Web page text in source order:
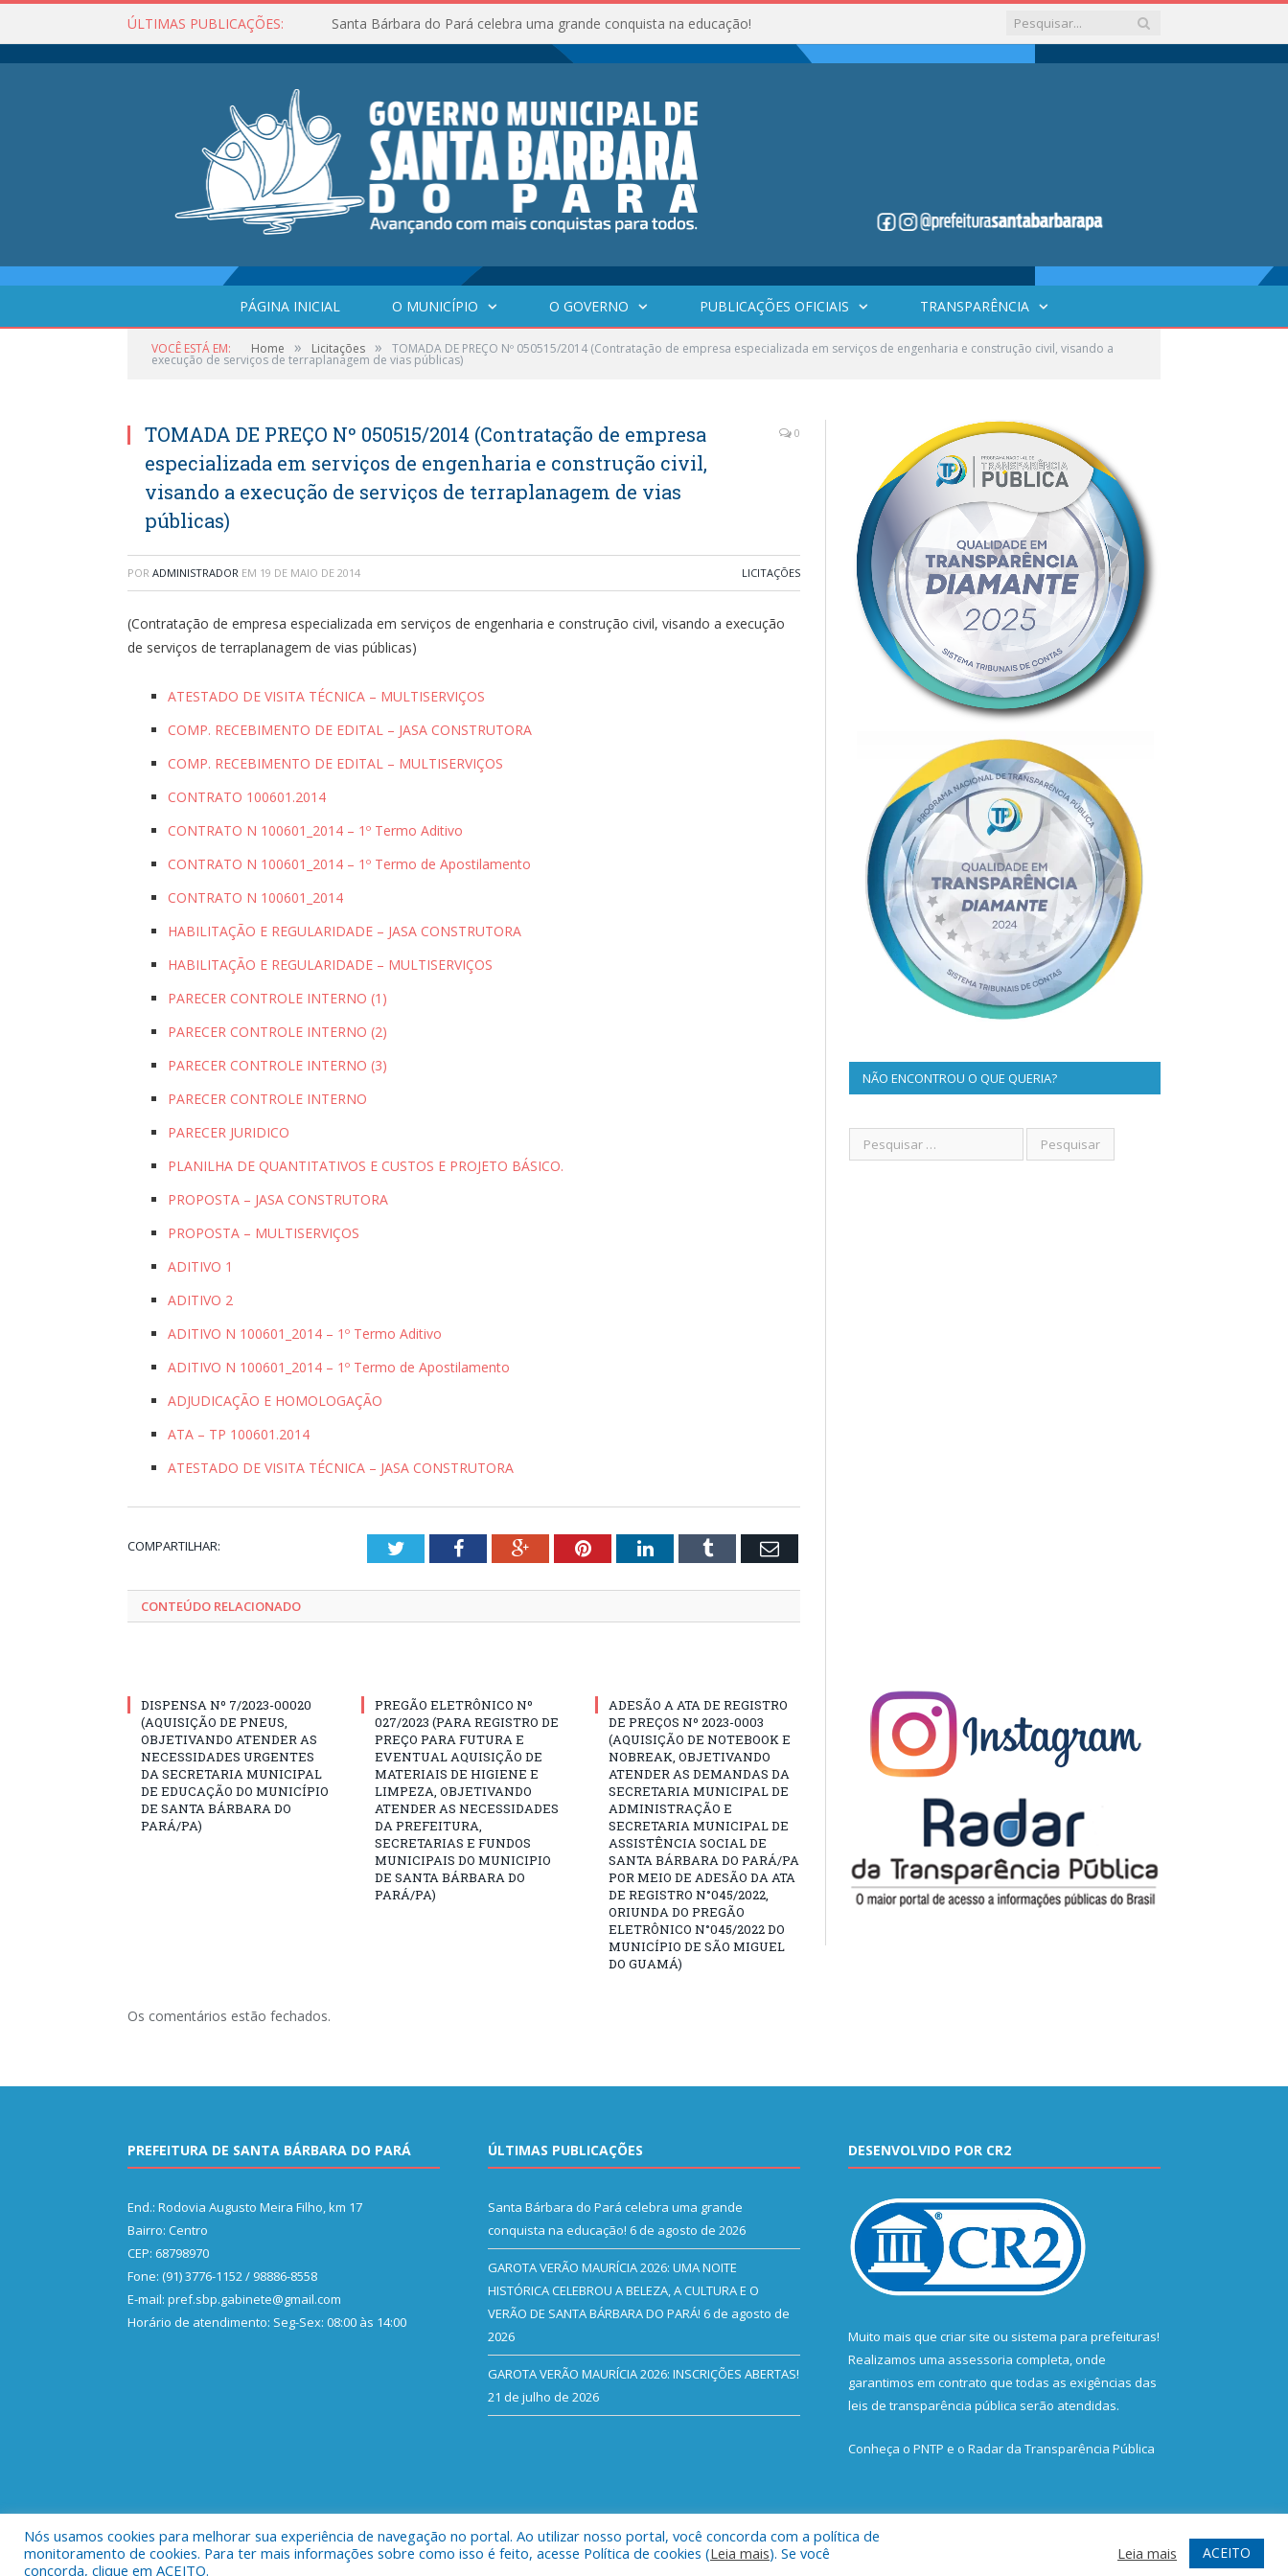
ÚLTIMAS PUBLICAÇÕES: Santa Bárbara do Pará celebra uma grande conquista na educação!
PÁGINA INICIAL O MUNICÍPIO O GOVERNO PUBLICAÇÕES OFICIAIS TRANSPARÊNCIA
VOCÊ ESTÁ EM: Home » Licitações » TOMADA DE PREÇO Nº 050515/2014 (Contratação de empresa especializada em serviços de engenharia e construção civil, visando a
execução de serviços de terraplanagem de vias públicas)
TOMADA DE PREÇO Nº 050515/2014 (Contratação de empresa
especializada em serviços de engenharia e construção civil,
visando a execução de serviços de terraplanagem de vias
públicas)
0
POR ADMINISTRADOR EM 19 DE MAIO DE 2014 LICITAÇÕES
(Contratação de empresa especializada em serviços de engenharia e construção civil, visando a execução
de serviços de terraplanagem de vias públicas)
ATESTADO DE VISITA TÉCNICA – MULTISERVIÇOS
COMP. RECEBIMENTO DE EDITAL – JASA CONSTRUTORA
COMP. RECEBIMENTO DE EDITAL – MULTISERVIÇOS
CONTRATO 100601.2014
CONTRATO N 100601_2014 – 1º Termo Aditivo
CONTRATO N 100601_2014 – 1º Termo de Apostilamento
CONTRATO N 100601_2014
HABILITAÇÃO E REGULARIDADE – JASA CONSTRUTORA
HABILITAÇÃO E REGULARIDADE – MULTISERVIÇOS
PARECER CONTROLE INTERNO (1)
PARECER CONTROLE INTERNO (2)
PARECER CONTROLE INTERNO (3)
PARECER CONTROLE INTERNO
PARECER JURIDICO
PLANILHA DE QUANTITATIVOS E CUSTOS E PROJETO BÁSICO.
PROPOSTA – JASA CONSTRUTORA
PROPOSTA – MULTISERVIÇOS
ADITIVO 1
ADITIVO 2
ADITIVO N 100601_2014 – 1º Termo Aditivo
ADITIVO N 100601_2014 – 1º Termo de Apostilamento
ADJUDICAÇÃO E HOMOLOGAÇÃO
ATA – TP 100601.2014
ATESTADO DE VISITA TÉCNICA – JASA CONSTRUTORA
COMPARTILHAR: TwitterFacebookGoogle+PinterestLinkedInTumblr Email
CONTEÚDO RELACIONADO
DISPENSA Nº 7/2023-00020
(AQUISIÇÃO DE PNEUS,
OBJETIVANDO ATENDER AS
NECESSIDADES URGENTES
DA SECRETARIA MUNICIPAL
DE EDUCAÇÃO DO MUNICÍPIO
DE SANTA BÁRBARA DO
PARÁ/PA)
PREGÃO ELETRÔNICO Nº
027/2023 (PARA REGISTRO DE
PREÇO PARA FUTURA E
EVENTUAL AQUISIÇÃO DE
MATERIAIS DE HIGIENE E
LIMPEZA, OBJETIVANDO
ATENDER AS NECESSIDADES
DA PREFEITURA,
SECRETARIAS E FUNDOS
MUNICIPAIS DO MUNICIPIO
DE SANTA BÁRBARA DO
PARÁ/PA)
ADESÃO A ATA DE REGISTRO
DE PREÇOS Nº 2023-0003
(AQUISIÇÃO DE NOTEBOOK E
NOBREAK, OBJETIVANDO
ATENDER AS DEMANDAS DA
SECRETARIA MUNICIPAL DE
ADMINISTRAÇÃO E
SECRETARIA MUNICIPAL DE
ASSISTÊNCIA SOCIAL DE
SANTA BÁRBARA DO PARÁ/PA
POR MEIO DE ADESÃO DA ATA
DE REGISTRO N°045/2022,
ORIUNDA DO PREGÃO
ELETRÔNICO N°045/2022 DO
MUNICÍPIO DE SÃO MIGUEL
DO GUAMÁ)
Os comentários estão fechados.
NÃO ENCONTROU O QUE QUERIA?
PREFEITURA DE SANTA BÁRBARA DO PARÁ
End.: Rodovia Augusto Meira Filho, km 17
Bairro: Centro
CEP: 68798970
Fone: (91) 3776-1152 / 98886-8558
E-mail: pref.sbp.gabinete@gmail.com
Horário de atendimento: Seg-Sex: 08:00 às 14:00
ÚLTIMAS PUBLICAÇÕES
Santa Bárbara do Pará celebra uma grande
conquista na educação! 6 de agosto de 2026
GAROTA VERÃO MAURÍCIA 2026: UMA NOITE
HISTÓRICA CELEBROU A BELEZA, A CULTURA E O
VERÃO DE SANTA BÁRBARA DO PARÁ! 6 de agosto de
2026
GAROTA VERÃO MAURÍCIA 2026: INSCRIÇÕES ABERTAS!
21 de julho de 2026
DESENVOLVIDO POR CR2
Muito mais que criar site ou sistema para prefeituras!
Realizamos uma assessoria completa, onde
garantimos em contrato que todas as exigências das
leis de transparência pública serão atendidas.
Conheça o PNTP e o Radar da Transparência Pública
Todos os direitos reservados a Prefeitura Municipal de Santa Bárbara do Pará. Mapa do Site Acessar Webmail
Nós usamos cookies para melhorar sua experiência de navegação no portal. Ao utilizar nosso portal, você concorda com a política de
monitoramento de cookies. Para ter mais informações sobre como isso é feito, acesse Política de cookies (Leia mais). Se você
concorda, clique em ACEITO.
Leia mais ACEITO